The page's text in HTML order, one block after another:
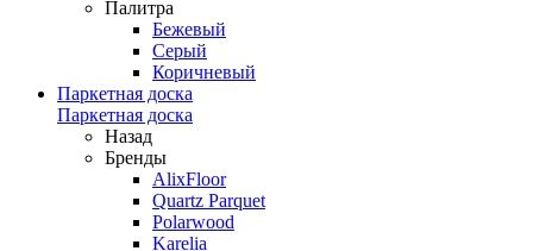
Палитра
Бежевый
Серый
Коричневый
Паркетная доска
Паркетная доска
Назад
Бренды
AlixFloor
Quartz Parquet
Polarwood
Karelia